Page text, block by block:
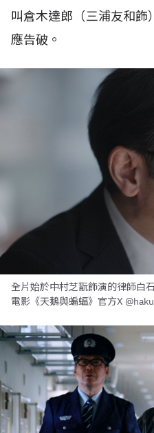
叫倉木達郎（三浦友和飾
應告破。
全片始於中村芝翫飾演的律師白
電影《天鵝與蝙蝠》官方X